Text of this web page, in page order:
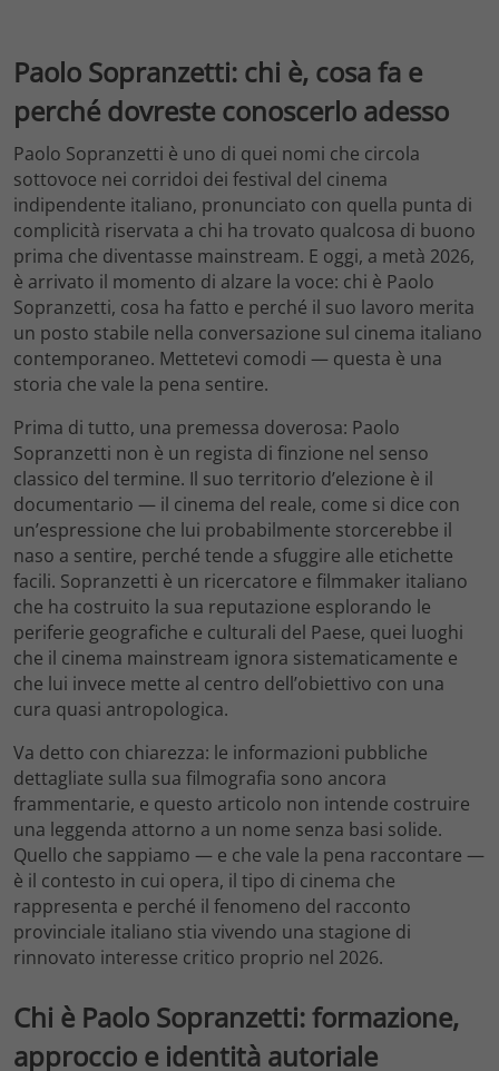
Paolo Sopranzetti: chi è, cosa fa e
perché dovreste conoscerlo adesso
Paolo Sopranzetti è uno di quei nomi che circola
sottovoce nei corridoi dei festival del cinema
indipendente italiano, pronunciato con quella punta di
complicità riservata a chi ha trovato qualcosa di buono
prima che diventasse mainstream. E oggi, a metà 2026,
è arrivato il momento di alzare la voce: chi è Paolo
Sopranzetti, cosa ha fatto e perché il suo lavoro merita
un posto stabile nella conversazione sul cinema italiano
contemporaneo. Mettetevi comodi — questa è una
storia che vale la pena sentire.
Prima di tutto, una premessa doverosa: Paolo
Sopranzetti non è un regista di finzione nel senso
classico del termine. Il suo territorio d’elezione è il
documentario — il cinema del reale, come si dice con
un’espressione che lui probabilmente storcerebbe il
naso a sentire, perché tende a sfuggire alle etichette
facili. Sopranzetti è un ricercatore e filmmaker italiano
che ha costruito la sua reputazione esplorando le
periferie geografiche e culturali del Paese, quei luoghi
che il cinema mainstream ignora sistematicamente e
che lui invece mette al centro dell’obiettivo con una
cura quasi antropologica.
Va detto con chiarezza: le informazioni pubbliche
dettagliate sulla sua filmografia sono ancora
frammentarie, e questo articolo non intende costruire
una leggenda attorno a un nome senza basi solide.
Quello che sappiamo — e che vale la pena raccontare —
è il contesto in cui opera, il tipo di cinema che
rappresenta e perché il fenomeno del racconto
provinciale italiano stia vivendo una stagione di
rinnovato interesse critico proprio nel 2026.
Chi è Paolo Sopranzetti: formazione,
approccio e identità autoriale